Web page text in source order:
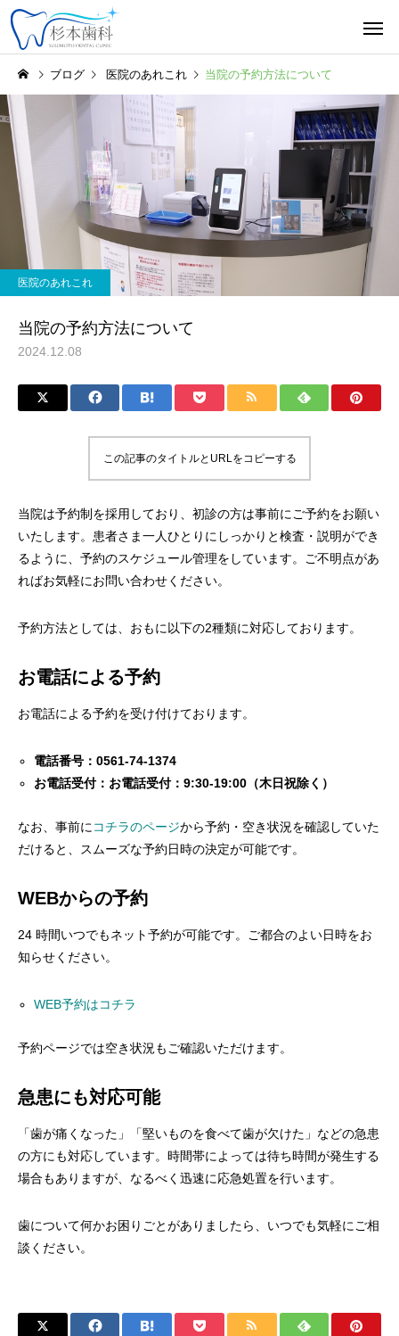
ブログ 医院のあれこれ 当院の予約方法について
医院のあれこれ
当院の予約方法について
2024.12.08
この記事のタイトルとURLをコピーする
当院は予約制を採用しており、初診の方は事前にご予約をお願い
いたします。患者さま一人ひとりにしっかりと検査・説明ができ
るように、予約のスケジュール管理をしています。ご不明点があ
ればお気軽にお問い合わせください。
予約方法としては、おもに以下の2種類に対応しております。
お電話による予約
お電話による予約を受け付けております。
電話番号：0561-74-1374
お電話受付：お電話受付：9:30-19:00（木日祝除く）
なお、事前に コチラのページから予約・空き状況を確認していた
だけると、スムーズな予約日時の決定が可能です。
WEBからの予約
24 時間いつでもネット予約が可能です。ご都合のよい日時をお
知らせください。
WEB予約はコチラ
予約ページでは空き状況もご確認いただけます。
急患にも対応可能
「歯が痛くなった」「堅いものを食べて歯が欠けた」などの急患
の方にも対応しています。時間帯によっては待ち時間が発生する
場合もありますが、なるべく迅速に応急処置を行います。
歯について何かお困りごとがありましたら、いつでも気軽にご相
談ください。